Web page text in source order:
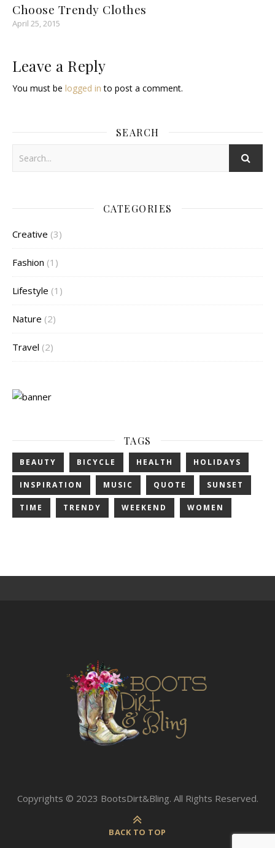
Choose Trendy Clothes
April 25, 2015
Leave a Reply
You must be logged in to post a comment.
SEARCH
CATEGORIES
Creative (3)
Fashion (1)
Lifestyle (1)
Nature (2)
Travel (2)
TAGS
BEAUTY BICYCLE HEALTH HOLIDAYS
INSPIRATION MUSIC QUOTE SUNSET
TIME TRENDY WEEKEND WOMEN
Copyrights © 2023 BootsDirt&Bling. All Rights Reserved.
BACK TO TOP